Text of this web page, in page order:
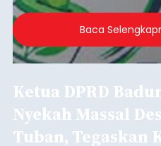
Baca
Ketua DPRD
Nyekah Massal
Tuban, Tegaskan